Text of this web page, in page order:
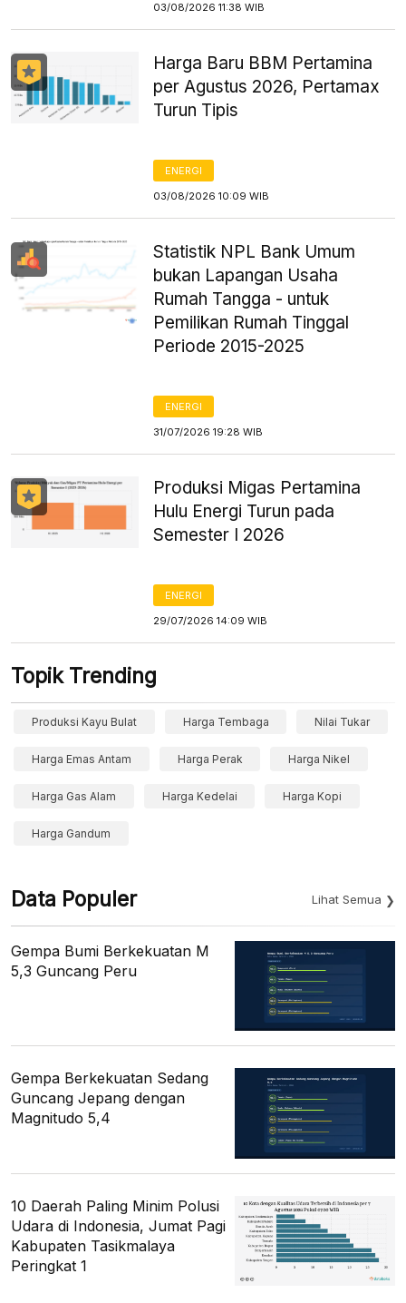
03/08/2026 11:38 WIB
Harga Baru BBM Pertamina
per Agustus 2026, Pertamax
Turun Tipis
ENERGI
03/08/2026 10:09 WIB
Statistik NPL Bank Umum
bukan Lapangan Usaha
Rumah Tangga - untuk
Pemilikan Rumah Tinggal
Periode 2015-2025
ENERGI
31/07/2026 19:28 WIB
Produksi Migas Pertamina
Hulu Energi Turun pada
Semester I 2026
ENERGI
29/07/2026 14:09 WIB
Topik Trending
Produksi Kayu Bulat Harga Tembaga Nilai Tukar
Harga Emas Antam Harga Perak Harga Nikel
Harga Gas Alam Harga Kedelai Harga Kopi
Harga Gandum
Data Populer Lihat Semua
Gempa Bumi Berkekuatan M
5,3 Guncang Peru
Gempa Berkekuatan Sedang
Guncang Jepang dengan
Magnitudo 5,4
10 Daerah Paling Minim Polusi
Udara di Indonesia, Jumat Pagi
Kabupaten Tasikmalaya
Peringkat 1